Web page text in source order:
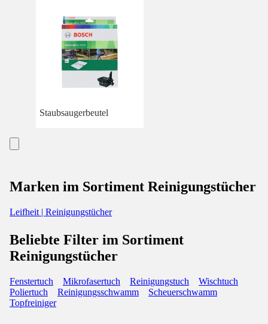
Staubsaugerbeutel
Marken im Sortiment Reinigungstücher
Leifheit | Reinigungstücher
Beliebte Filter im Sortiment
Reinigungstücher
Fenstertuch Mikrofasertuch Reinigungstuch
Wischtuch
Poliertuch
Reinigungsschwamm
Scheuerschwamm
Topfreiniger